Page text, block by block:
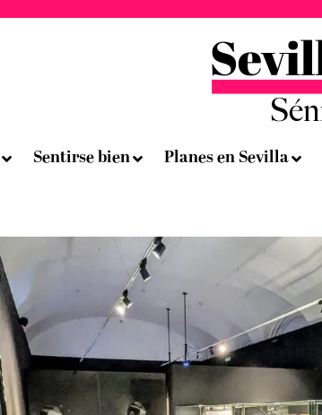
Sentirse bien Planes en Sevilla